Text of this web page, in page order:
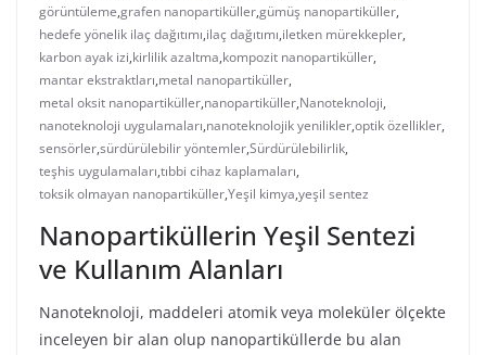
görüntüleme,grafen nanopartiküller,gümüş nanopartiküller,
hedefe yönelik ilaç dağıtımı,ilaç dağıtımı,iletken mürekkepler,
karbon ayak izi,kirlilik azaltma,kompozit nanopartiküller,
mantar ekstraktları,metal nanopartiküller,
metal oksit nanopartiküller,nanopartiküller,Nanoteknoloji,
nanoteknoloji uygulamaları,nanoteknolojik yenilikler,optik özellikler,
sensörler,sürdürülebilir yöntemler,Sürdürülebilirlik,
teşhis uygulamaları,tıbbi cihaz kaplamaları,
toksik olmayan nanopartiküller,Yeşil kimya,yeşil sentez
Nanopartiküllerin Yeşil Sentezi
ve Kullanım Alanları
Nanoteknoloji, maddeleri atomik veya moleküler ölçekte
inceleyen bir alan olup nanopartiküllerde bu alan